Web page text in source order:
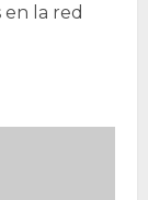
en la red